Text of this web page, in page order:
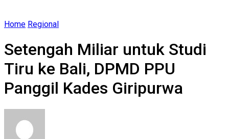
Home Regional
Setengah Miliar untuk Studi
Tiru ke Bali, DPMD PPU
Panggil Kades Giripurwa